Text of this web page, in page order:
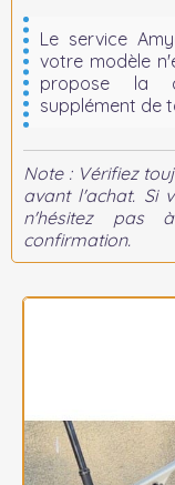
Le service
votre modèle
propose la
supplément de
Note : Vérifiez
avant l'achat. Si
n'hésitez pas
confirmation.